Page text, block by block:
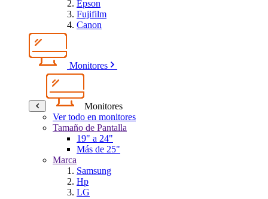
Epson
Fujifilm
Canon
Monitores
Monitores
Ver todo en monitores
Tamaño de Pantalla
19" a 24"
Más de 25"
Marca
Samsung
Hp
LG